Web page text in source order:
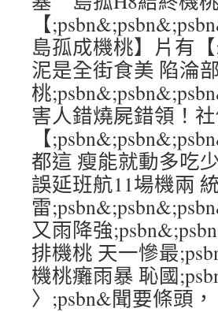
【
島孤成機桃】片有
泥是全街食美 陷淪
桃
害人錯燒屍錯領！
【
都這 瘦能就動多吃
誤延班航11場機兩
雷
又雨降強
排機桃 天一慘最
機桃癱雨暴 恥國
〉;psbn&聞要條頭，